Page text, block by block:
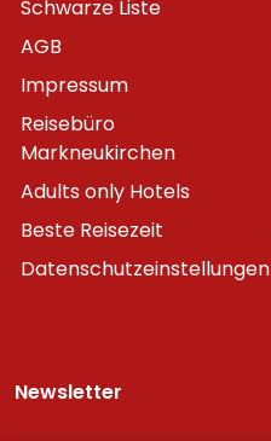
Schwarze Liste
AGB
Impressum
Reisebüro
Markneukirchen
Adults only Hotels
Beste Reisezeit
Datenschutzeinstellungen
Newsletter